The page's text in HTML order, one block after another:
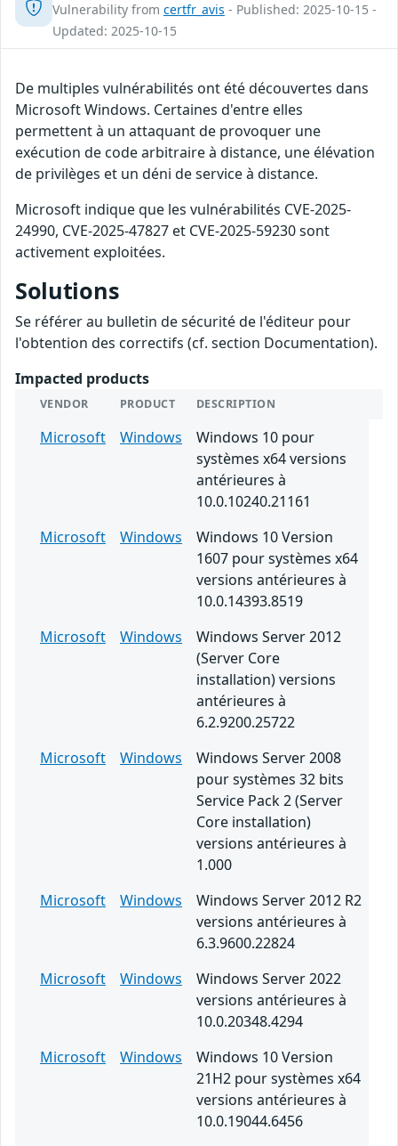
Vulnerability from certfr_avis - Published: 2025-10-15 -
Updated: 2025-10-15
De multiples vulnérabilités ont été découvertes dans
Microsoft Windows. Certaines d'entre elles
permettent à un attaquant de provoquer une
exécution de code arbitraire à distance, une élévation
de privilèges et un déni de service à distance.
Microsoft indique que les vulnérabilités CVE-2025-
24990, CVE-2025-47827 et CVE-2025-59230 sont
activement exploitées.
Solutions
Se référer au bulletin de sécurité de l'éditeur pour
l'obtention des correctifs (cf. section Documentation).
Impacted products
VENDOR PRODUCT DESCRIPTION
Microsoft Windows
Windows 10 pour
systèmes x64 versions
antérieures à
10.0.10240.21161
Microsoft
Windows
Windows 10 Version
1607 pour systèmes x64
versions antérieures à
10.0.14393.8519
Microsoft
Windows
Windows Server 2012
(Server Core
installation) versions
antérieures à
6.2.9200.25722
Microsoft
Windows
Windows Server 2008
pour systèmes 32 bits
Service Pack 2 (Server
Core installation)
versions antérieures à
1.000
Microsoft
Windows
Windows Server 2012 R2
versions antérieures à
6.3.9600.22824
Microsoft
Windows
Windows Server 2022
versions antérieures à
10.0.20348.4294
Microsoft
Windows
Windows 10 Version
21H2 pour systèmes x64
versions antérieures à
10.0.19044.6456